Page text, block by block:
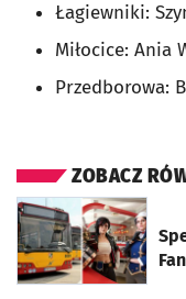
Łagiewniki:
Miłocice: Ania
Przedborowa:
ZOBACZ
otworzy się w nowej